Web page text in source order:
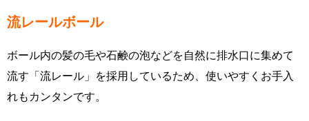
流レールボール
ボール内の髪の毛や石鹸の泡などを自然に排水口に集めて
流す「流レール」を採用しているため、使いやすくお手入
れもカンタンです。